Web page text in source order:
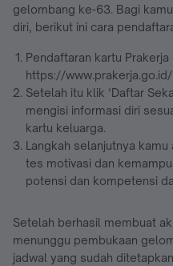
gelombang ke-63. Bagi
diri, berikut ini cara
Pendaftaran kartu
https://www.prakerja.go.id/
Setelah itu klik ‘Daftar
mengisi informasi diri
kartu keluarga.
Langkah selanjutnya
tes motivasi dan
potensi dan kompetensi
Setelah berhasil membuat
menunggu pembukaan
jadwal yang sudah